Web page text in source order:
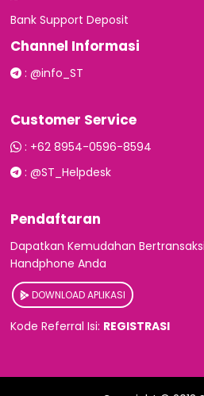
Bank Support Deposit
Channel Informasi
: @info_ST
Customer Service
: +62 8954-0596-8594
: @ST_Helpdesk
Pendaftaran
Dapatkan Kemudahan
Handphone Anda
DOWNLOAD APLIKASI
Kode Referral Isi: REGISTRASI